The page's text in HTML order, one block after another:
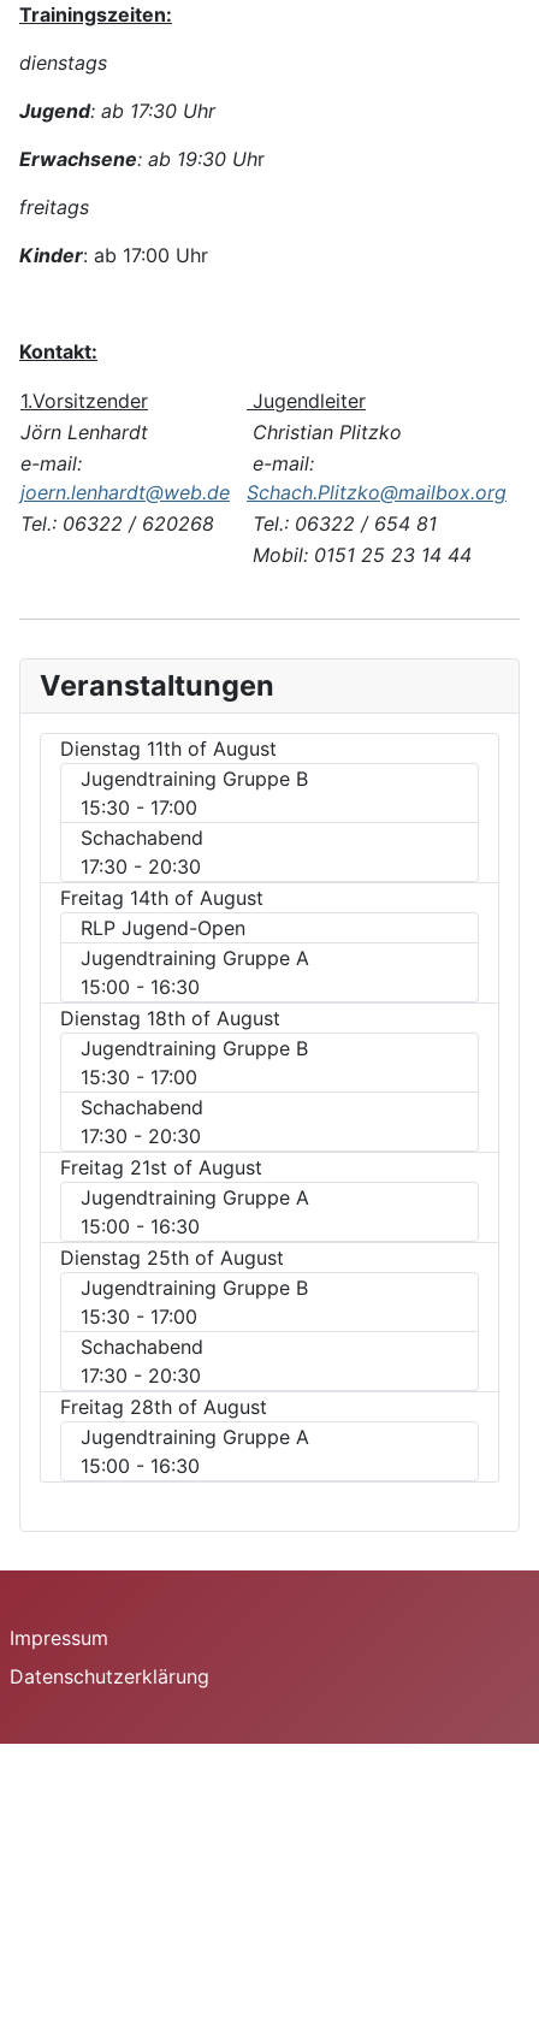
Veranstaltungen
Dienstag 11th of August
Jugendtraining Gruppe B
15:30 - 17:00
Schachabend
17:30 - 20:30
Freitag 14th of August
RLP Jugend-Open
Jugendtraining Gruppe A
15:00 - 16:30
Dienstag 18th of August
Jugendtraining Gruppe B
15:30 - 17:00
Schachabend
17:30 - 20:30
Freitag 21st of August
Jugendtraining Gruppe A
15:00 - 16:30
Dienstag 25th of August
Jugendtraining Gruppe B
15:30 - 17:00
Schachabend
17:30 - 20:30
Freitag 28th of August
Jugendtraining Gruppe A
15:00 - 16:30
Trainingszeiten:
dienstags
Jugend: ab 17:30 Uhr
Erwachsene: ab 19:30 Uhr
freitags
Kinder: ab 17:00 Uhr
Kontakt:
1.Vorsitzender
Jugendleiter
Jörn Lenhardt
Christian Plitzko
e-mail:
joern.lenhardt@web.de
e-mail:
Schach.Plitzko@mailbox.org
Tel.: 06322 / 620268
Tel.: 06322 / 654 81
Mobil: 0151 25 23 14 44
Impressum
Datenschutzerklärung